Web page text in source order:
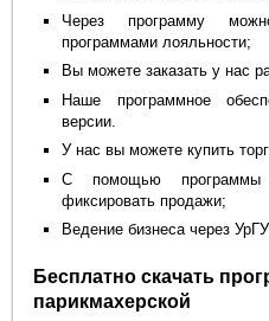
Через программу
программами лояльности;
Вы можете заказать у нас
Наше программное
версии.
У нас вы можете купить
С помощью
фиксировать продажи;
Ведение бизнеса через
Бесплатно скачать
парикмахерской